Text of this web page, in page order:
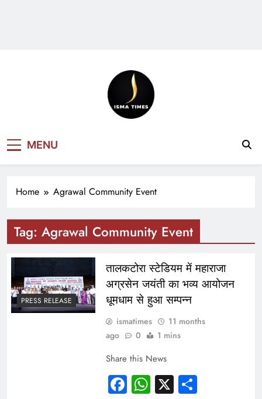
NEWS
MENU
Home Agrawal Community Event
Tag: Agrawal Community Event
PRESS RELEASE
तालकटोरा स्टेडियम में महाराजा
अग्रसेन जयंती का भव्य आयोजन
धूमधाम से हुआ सम्पन्न
ismatimes
11 months
ago
0 1 mins
Share this News
Facebook
WhatsApp
X Share